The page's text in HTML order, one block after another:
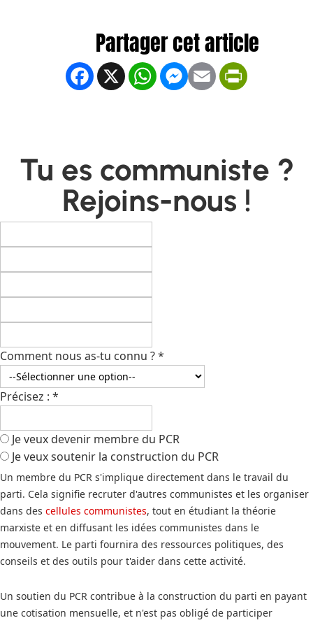
Facebook
X WhatsApp
Messenger
Email
Tu es communiste ?
Rejoins-nous !
Comment nous as-tu connu ?*
Précisez : *
Je veux devenir membre du PCR
Je veux soutenir la construction du PCR
Un membre du PCR s'implique directement dans le travail du
parti. Cela signifie recruter d'autres communistes et les organiser
dans des cellules communistes, tout en étudiant la théorie
marxiste et en diffusant les idées communistes dans le
mouvement. Le parti fournira des ressources politiques, des
conseils et des outils pour t'aider dans cette activité.
Un soutien du PCR contribue à la construction du parti en payant
une cotisation mensuelle, et n'est pas obligé de participer